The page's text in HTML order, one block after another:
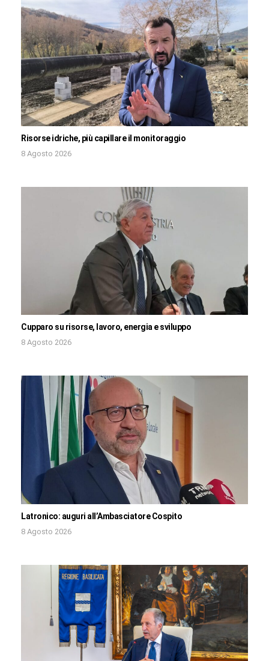
Risorse idriche, più capillare il monitoraggio
8 Agosto 2026
Cupparo su risorse, lavoro, energia e sviluppo
8 Agosto 2026
Latronico: auguri all’Ambasciatore Cospito
8 Agosto 2026